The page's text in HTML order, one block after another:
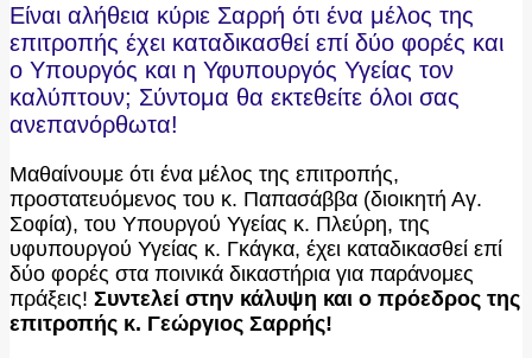
Είναι αλήθεια κύριε Σαρρή ότι ένα μέλος της
επιτροπής έχει καταδικασθεί επί δύο φορές και
ο Υπουργός και η Υφυπουργός Υγείας τον
καλύπτουν; Σύντομα θα εκτεθείτε όλοι σας
ανεπανόρθωτα!
Μαθαίνουμε ότι ένα μέλος της επιτροπής,
προστατευόμενος του κ. Παπασάββα (διοικητή Αγ.
Σοφία), του Υπουργού Υγείας κ. Πλεύρη, της
υφυπουργού Υγείας κ. Γκάγκα, έχει καταδικασθεί επί
δύο φορές στα ποινικά δικαστήρια για παράνομες
πράξεις! Συντελεί στην κάλυψη και ο πρόεδρος της
επιτροπής κ. Γεώργιος Σαρρής!